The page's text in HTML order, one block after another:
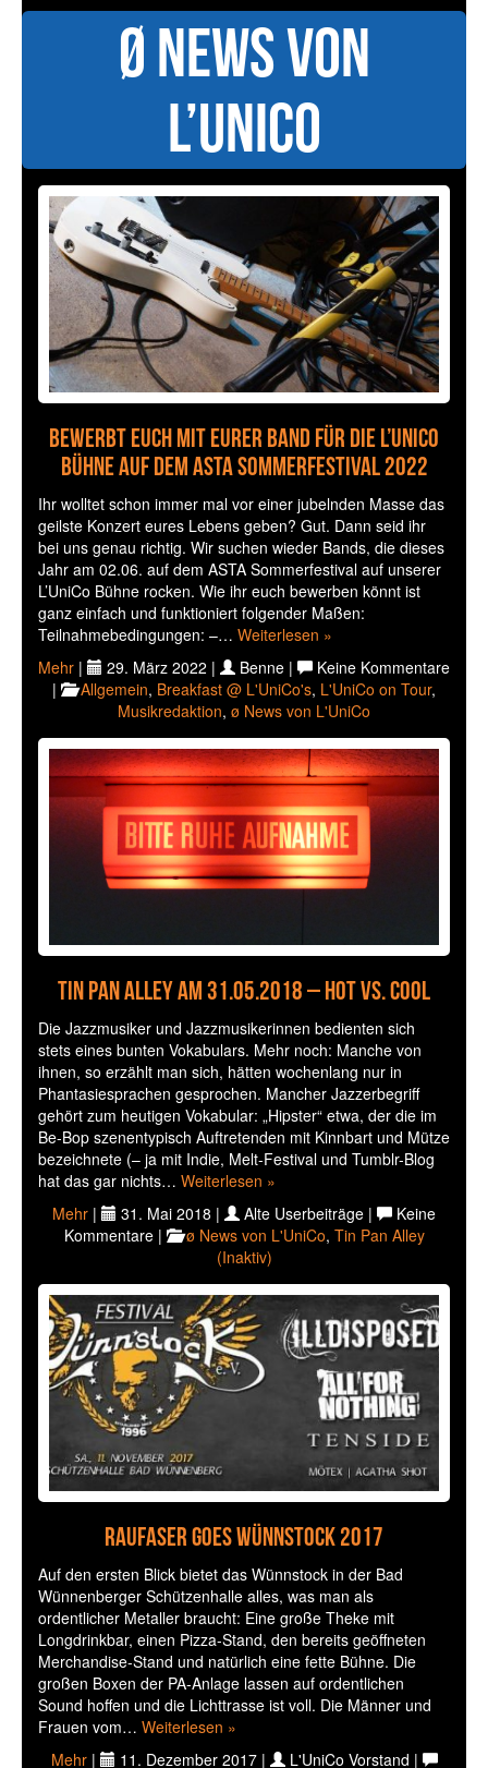
ø News von
L’UniCo
Bewerbt euch mit eurer Band für die L’UniCo
Bühne auf dem ASTA Sommerfestival 2022
Ihr wolltet schon immer mal vor einer jubelnden Masse das
geilste Konzert eures Lebens geben? Gut. Dann seid ihr
bei uns genau richtig. Wir suchen wieder Bands, die dieses
Jahr am 02.06. auf dem ASTA Sommerfestival auf unserer
L’UniCo Bühne rocken. Wie ihr euch bewerben könnt ist
ganz einfach und funktioniert folgender Maßen:
Teilnahmebedingungen: –… Weiterlesen »
Mehr | 29. März 2022 | Benne |
Keine Kommentare
|
Allgemein, Breakfast @ L'UniCo's, L'UniCo on Tour,
Musikredaktion, ø News von L'UniCo
Tin Pan Alley am 31.05.2018 – Hot vs. Cool
Die Jazzmusiker und Jazzmusikerinnen bedienten sich
stets eines bunten Vokabulars. Mehr noch: Manche von
ihnen, so erzählt man sich, hätten wochenlang nur in
Phantasiesprachen gesprochen. Mancher Jazzerbegriff
gehört zum heutigen Vokabular: „Hipster“ etwa, der die im
Be-Bop szenentypisch Auftretenden mit Kinnbart und Mütze
bezeichnete (– ja mit Indie, Melt-Festival und Tumblr-Blog
hat das gar nichts… Weiterlesen »
Mehr | 31. Mai 2018 | Alte Userbeiträge |
Keine
Kommentare |
ø News von L'UniCo, Tin Pan Alley
(Inaktiv)
Raufaser Goes Wünnstock 2017
Auf den ersten Blick bietet das Wünnstock in der Bad
Wünnenberger Schützenhalle alles, was man als
ordentlicher Metaller braucht: Eine große Theke mit
Longdrinkbar, einen Pizza-Stand, den bereits geöffneten
Merchandise-Stand und natürlich eine fette Bühne. Die
großen Boxen der PA-Anlage lassen auf ordentlichen
Sound hoffen und die Lichttrasse ist voll. Die Männer und
Frauen vom… Weiterlesen »
Mehr| 11. Dezember 2017 | L'UniCo Vorstand |